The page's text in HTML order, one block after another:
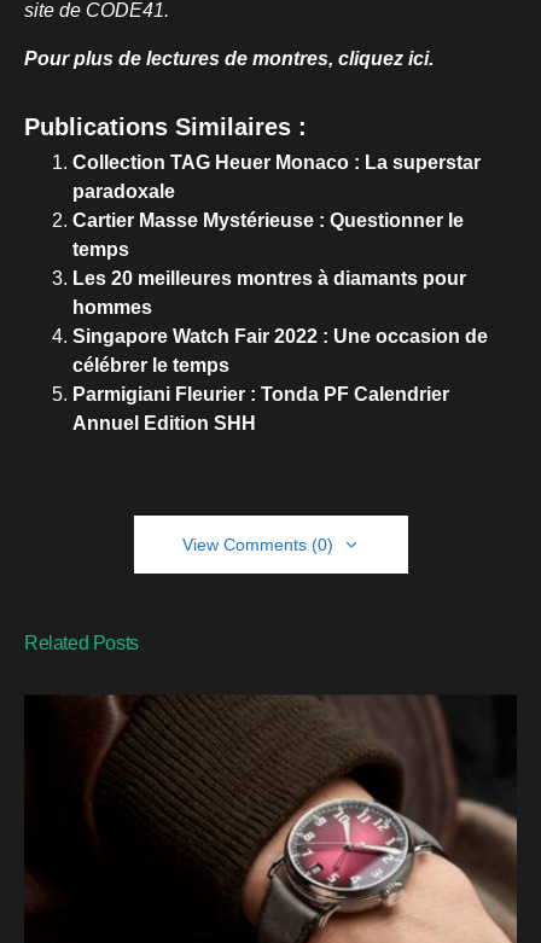
site de CODE41.
Pour plus de lectures de montres, cliquez ici.
Publications Similaires :
Collection TAG Heuer Monaco : La superstar
paradoxale
Cartier Masse Mystérieuse : Questionner le
temps
Les 20 meilleures montres à diamants pour
hommes
Singapore Watch Fair 2022 : Une occasion de
célébrer le temps
Parmigiani Fleurier : Tonda PF Calendrier
Annuel Edition SHH
View Comments (0)
Related Posts